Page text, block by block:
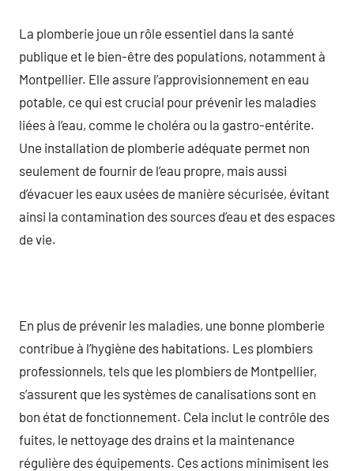
La plomberie joue un rôle essentiel dans la santé
publique et le bien-être des populations, notamment à
Montpellier. Elle assure l’approvisionnement en eau
potable, ce qui est crucial pour prévenir les maladies
liées à l’eau, comme le choléra ou la gastro-entérite.
Une installation de plomberie adéquate permet non
seulement de fournir de l’eau propre, mais aussi
d’évacuer les eaux usées de manière sécurisée, évitant
ainsi la contamination des sources d’eau et des espaces
de vie.
En plus de prévenir les maladies, une bonne plomberie
contribue à l’hygiène des habitations. Les plombiers
professionnels, tels que les plombiers de Montpellier,
s’assurent que les systèmes de canalisations sont en
bon état de fonctionnement. Cela inclut le contrôle des
fuites, le nettoyage des drains et la maintenance
régulière des équipements. Ces actions minimisent les